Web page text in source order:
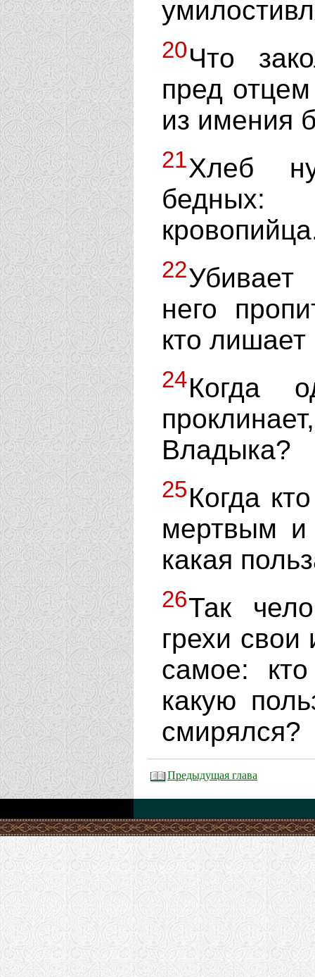
20Что
пред
из имения
21Хлеб
бедных:
22Убивает
него
кто
24Когда
Владыка?
25Когда
мертвым и
какая
26Так
грехи
самое:
какую
смирялся?
Предыдущая глава